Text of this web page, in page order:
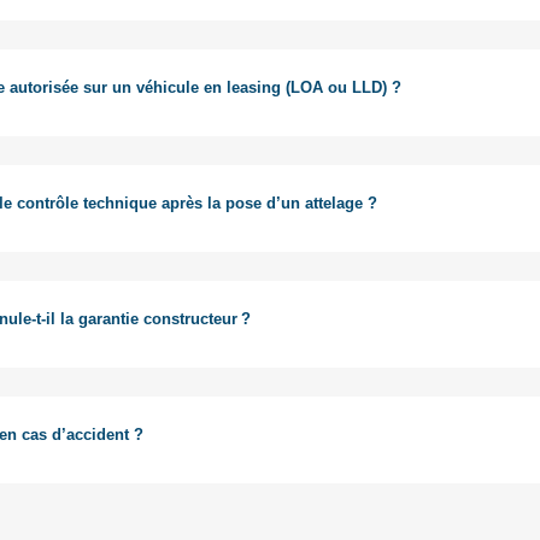
autorisée sur un véhicule en leasing (LOA ou LLD) ?
contrôle technique après la pose d’un attelage ?
t-il la garantie constructeur ?
cas d’accident ?